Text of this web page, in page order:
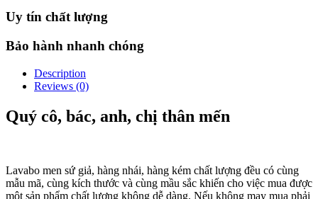
Uy tín chất lượng
Bảo hành nhanh chóng
Description
Reviews (0)
Quý cô, bác, anh, chị thân mến
Lavabo men sứ giả, hàng nhái, hàng kém chất lượng đều có cùng
mẫu mã, cùng kích thước và cùng mầu sắc khiến cho việc mua được
một sản phẩm chất lượng không dễ dàng. Nếu không may mua phải